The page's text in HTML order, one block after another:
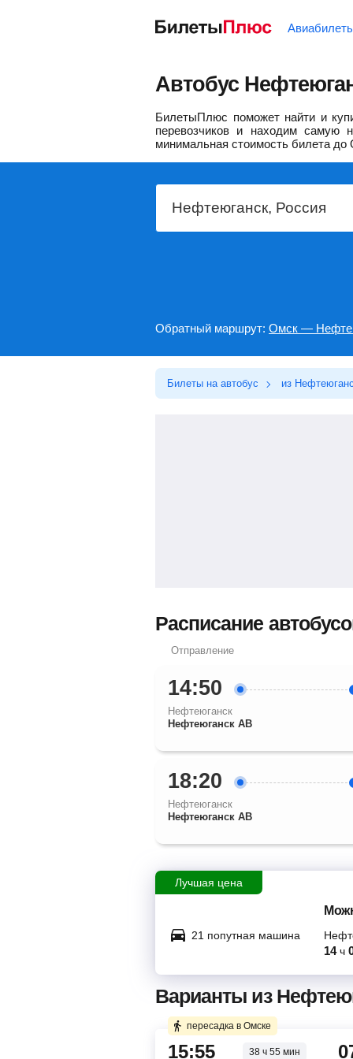
Автобус
БилетыПлюс поможет найти и
перевозчиков и находим самую
минимальная стоимость билета до
Обратный маршрут: Омск —
Билеты на автобус из
Расписание
Отправление
14:50
Нефтеюганск
Нефтеюганск АВ
18:20
Нефтеюганск
Нефтеюганск АВ
Лучшая цена
21 попутная машина
14 ч
Варианты из
пересадка в Омске
15:55 38 ч 55 мин